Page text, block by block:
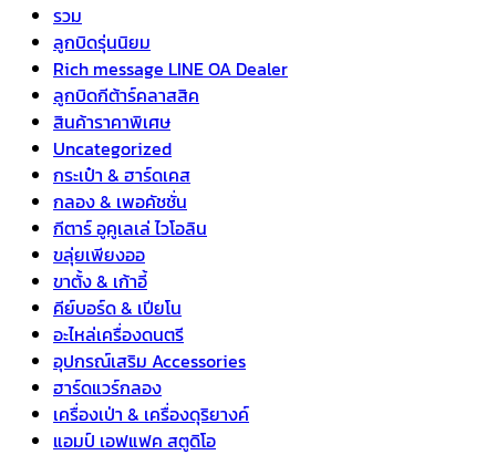
รวม
ลูกบิดรุ่นนิยม
Rich message LINE OA Dealer
ลูกบิดกีต้าร์คลาสสิค
สินค้าราคาพิเศษ
Uncategorized
กระเป๋า & ฮาร์ดเคส
กลอง & เพอคัชชั่น
กีตาร์ อูคูเลเล่ ไวโอลิน
ขลุ่ยเพียงออ
ขาตั้ง & เก้าอี้
คีย์บอร์ด & เปียโน
อะไหล่เครื่องดนตรี
อุปกรณ์เสริม Accessories
ฮาร์ดแวร์กลอง
เครื่องเป่า & เครื่องดุริยางค์
แอมป์ เอฟแฟค สตูดิโอ